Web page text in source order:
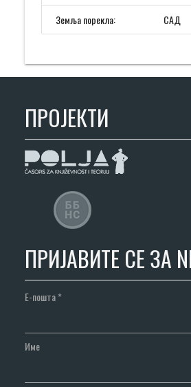
Земља порекла:
САД
ПРОЈЕКТИ
ПРИЈАВИТЕ СЕ ЗА
Е-пошта*
Име